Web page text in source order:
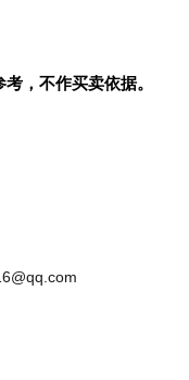
，不作买卖依据。